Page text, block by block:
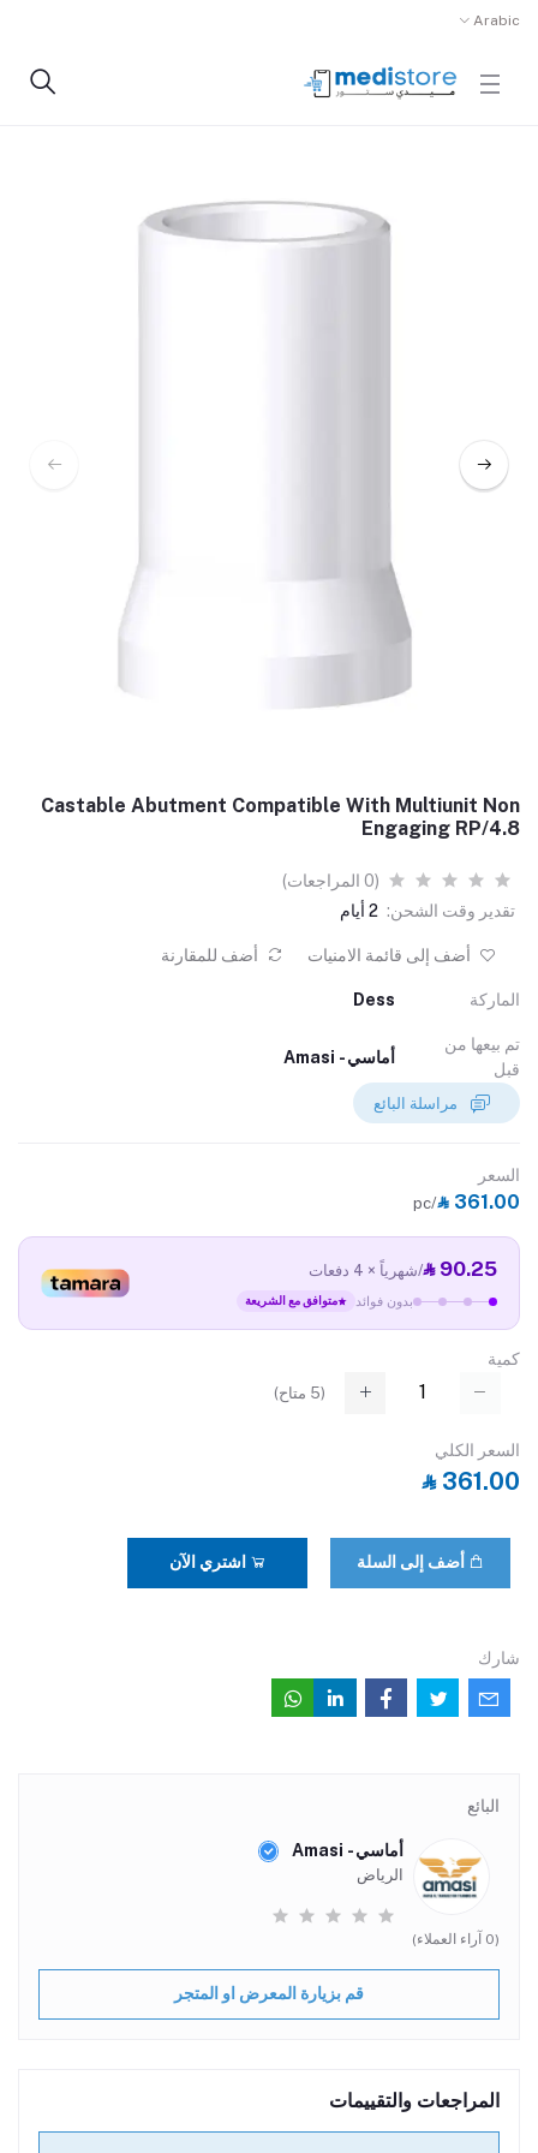
Arabic
Castable Abutment Compatible With Multiunit Non
Engaging RP/4.8
(0 المراجعات)
تقدير وقت الشحن: 2 أيام
أضف إلى قائمة الامنيات أضف للمقارنة
الماركة Dess
تم بيعها من
قبل
أماسي - Amasi
السعر
‎⃁ 361.00
/pc
‎⃁ 90.25/شهرياً × 4 دفعات
بدون فوائد متوافق مع الشريعة
كمية
(
5 متاح)
السعر الكلي
‎⃁ 361.00
أضف إلى السلة اشتري الآن
شارك
البائع
أماسي - Amasi
الرياض
(0 آراء العملاء)
قم بزيارة المعرض او المتجر
المراجعات والتقييمات